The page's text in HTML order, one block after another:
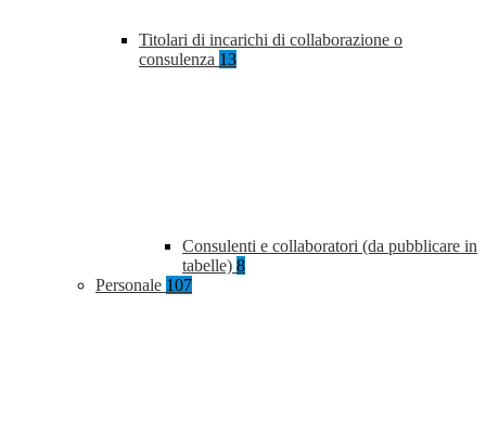
Titolari di incarichi di collaborazione o
consulenza 13
Consulenti e collaboratori (da pubblicare in
tabelle) 8
Personale 107